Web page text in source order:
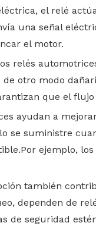
el relé
una señal
el motor.
relés
otro modo
que el
ayudan a
se suministre
ejemplo,
también
dependen de
de seguridad